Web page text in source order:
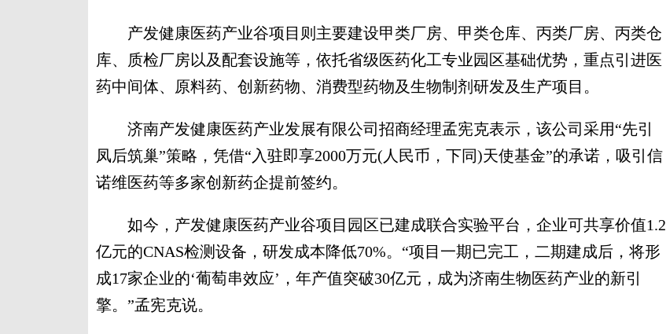
产发健康医药产业谷项目则主要建设甲类厂房、甲类仓库、丙类厂房、丙类仓
库、质检厂房以及配套设施等，依托省级医药化工专业园区基础优势，重点引进医
药中间体、原料药、创新药物、消费型药物及生物制剂研发及生产项目。
济南产发健康医药产业发展有限公司招商经理孟宪克表示，该公司采用“先引
凤后筑巢”策略，凭借“入驻即享2000万元(人民币，下同)天使基金”的承诺，吸引信
诺维医药等多家创新药企提前签约。
如今，产发健康医药产业谷项目园区已建成联合实验平台，企业可共享价值1.2
亿元的CNAS检测设备，研发成本降低70%。“项目一期已完工，二期建成后，将形
成17家企业的‘葡萄串效应’，年产值突破30亿元，成为济南生物医药产业的新引
擎。”孟宪克说。